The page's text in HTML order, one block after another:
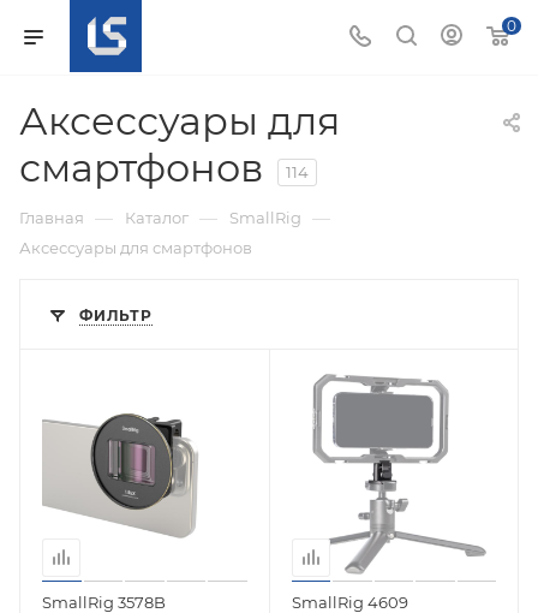
0
Аксессуары для
смартфонов
114
Главная — Каталог — SmallRig —
Аксессуары для смартфонов
ФИЛЬТР
SmallRig 3578B
SmallRig 4609